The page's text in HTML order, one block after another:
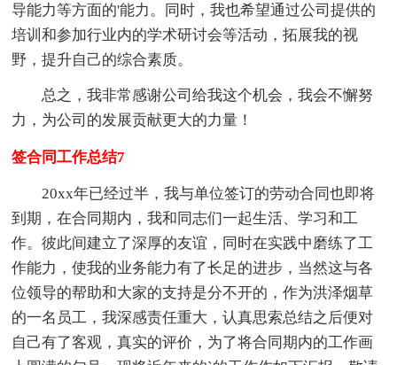
导能力等方面的'能力。同时，我也希望通过公司提供的
培训和参加行业内的学术研讨会等活动，拓展我的视
野，提升自己的综合素质。
总之，我非常感谢公司给我这个机会，我会不懈努
力，为公司的发展贡献更大的力量！
签合同工作总结7
20xx年已经过半，我与单位签订的劳动合同也即将
到期，在合同期内，我和同志们一起生活、学习和工
作。彼此间建立了深厚的友谊，同时在实践中磨练了工
作能力，使我的业务能力有了长足的进步，当然这与各
位领导的帮助和大家的支持是分不开的，作为洪泽烟草
的一名员工，我深感责任重大，认真思索总结之后便对
自己有了客观，真实的评价，为了将合同期内的工作画